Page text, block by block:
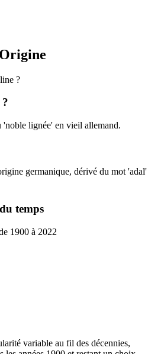
?
?
lignée' en vieil allemand.
germanique, dérivé du mot 'adal'
temps
1900 à 2022
variable au fil des décennies,